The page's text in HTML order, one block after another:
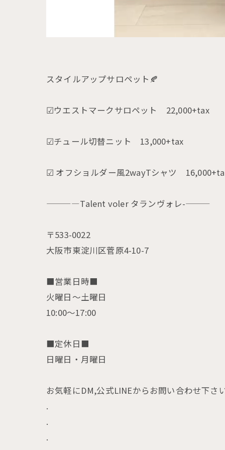
スタイルアップサロペット🍂
☑︎ウエストマークサロペット 22,000+tax
☑︎チュール切替ニット 13,000+tax
☑ オフショルダー風2wayTシャツ
————Talent voler タランヴォレ-———
〒533-0022
大阪市東淀川区菅原4-10-7
■営業日時■
火曜日〜土曜日
10:00〜17:00
■定休日■
日曜日・月曜日
お気軽にDM,公式LINEからお問い合わせ下さ
.
.
.